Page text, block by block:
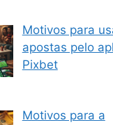
Motivos para
apostas pelo
Pixbet
Motivos para a